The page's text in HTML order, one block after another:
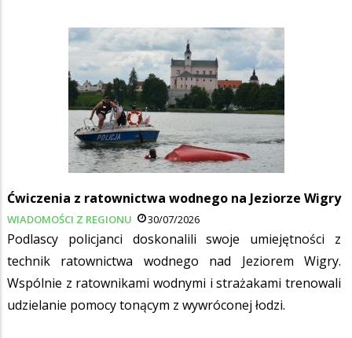
Ćwiczenia z ratownictwa wodnego na Jeziorze Wigry
WIADOMOŚCI Z REGIONU 30/07/2026
Podlascy policjanci doskonalili swoje umiejętności z
technik ratownictwa wodnego nad Jeziorem Wigry.
Wspólnie z ratownikami wodnymi i strażakami trenowali
udzielanie pomocy tonącym z wywróconej łodzi.